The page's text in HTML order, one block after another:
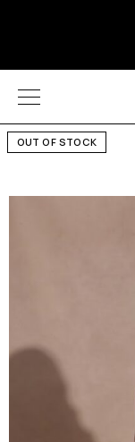
OUT OF STOCK